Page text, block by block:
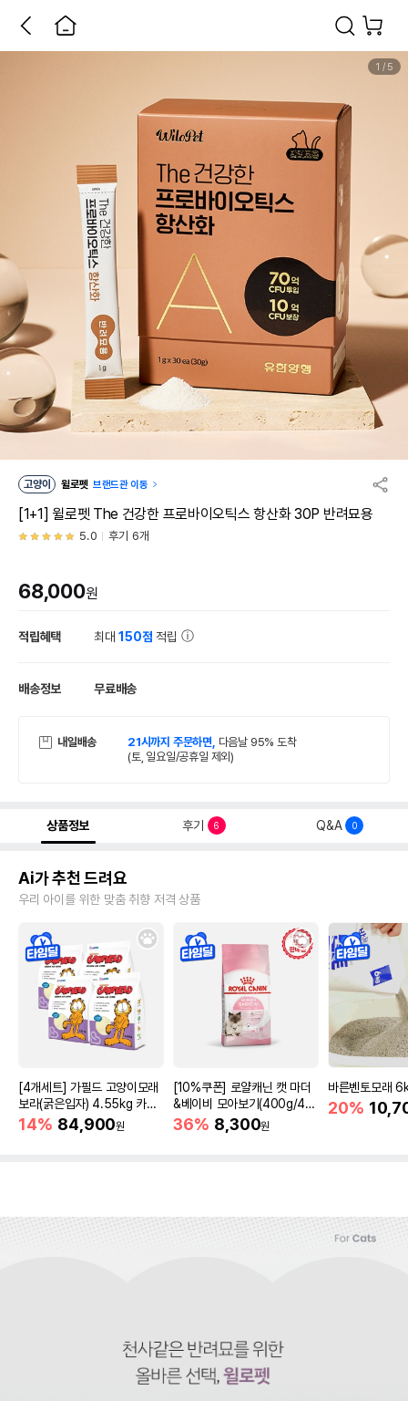
1 / 5
고양이 윌로펫 브랜드관 이동
[1+1] 윌로펫 The 건강한 프로바이오틱스 항산화 30P 반려묘용
5.0 후기 6개
68,000원
적립혜택 최대150점 적립
배송정보 무료배송
내일배송 21시까지 주문하면, 다음날 95% 도착
(토, 일요일/공휴일 제외)
상품정보 후기 6 Q&A 0
Ai가 추천 드려요
우리 아이를 위한 맞춤 취향 저격 상품
[4개세트] 가필드 고양이모래
보라(굵은입자) 4.55kg 카사
바모래
14% 84,900원
[10%쿠폰] 로얄캐닌 캣 마더
&베이비 모아보기(400g/4/1
0kg)
36% 8,300원
바른벤토모래
20%